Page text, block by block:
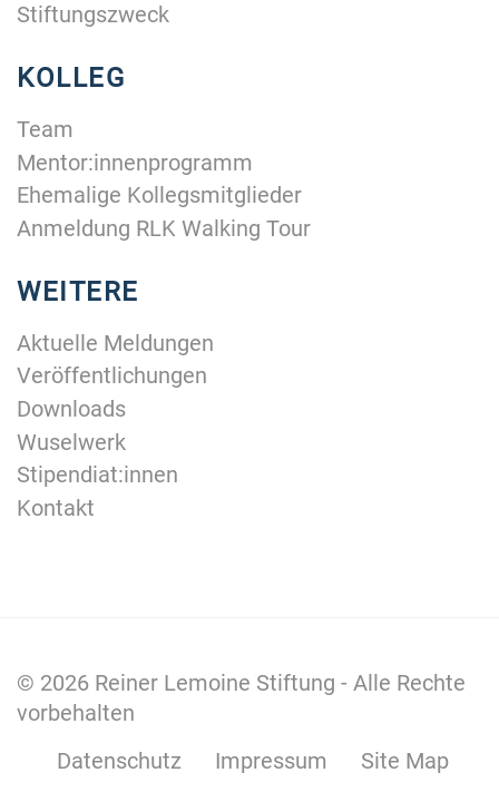
Stiftungszweck
KOLLEG
Team
Mentor:innenprogramm
Ehemalige Kollegsmitglieder
Anmeldung RLK Walking Tour
WEITERE
Aktuelle Meldungen
Veröffentlichungen
Downloads
Wuselwerk
Stipendiat:innen
Kontakt
© 2026 Reiner Lemoine Stiftung - Alle Rechte
vorbehalten
Datenschutz
Impressum Site Map